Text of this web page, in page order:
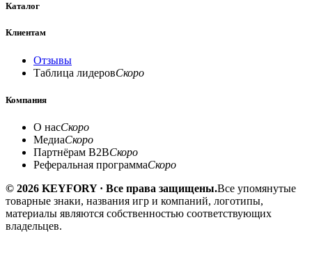
Каталог
Клиентам
Отзывы
Таблица лидеровСкоро
Компания
О насСкоро
МедиаСкоро
Партнёрам B2BСкоро
Реферальная программаСкоро
© 2026 KEYFORY · Все права защищены.Все упомянутые
товарные знаки, названия игр и компаний, логотипы,
материалы являются собственностью соответствующих
владельцев.